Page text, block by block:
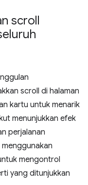
scroll
scroll di halaman
kartu untuk menarik
menunjukkan efek
perjalanan
mengontrol
yang ditunjukkan